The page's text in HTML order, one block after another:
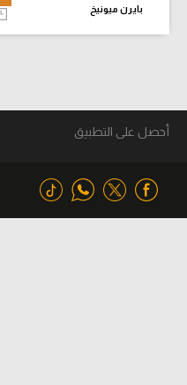
بايرن ميونيخ
أحصل على التطبيق